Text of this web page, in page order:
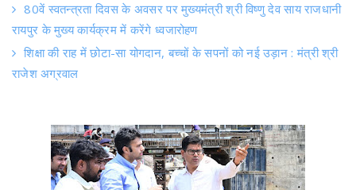
80वें स्वतन्त्रता दिवस के अवसर पर मुख्यमंत्री श्री विष्णु देव साय राजधानी
रायपुर के मुख्य कार्यक्रम में करेंगे ध्वजारोहण
शिक्षा की राह में छोटा-सा योगदान, बच्चों के सपनों को नई उड़ान : मंत्री श्री
राजेश अग्रवाल